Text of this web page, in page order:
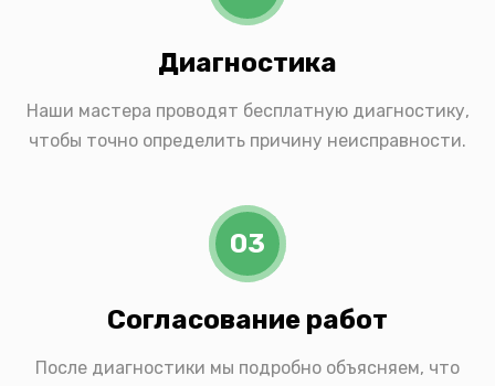
Диагностика
Наши мастера проводят бесплатную диагностику,
чтобы точно определить причину неисправности.
03
Согласование работ
После диагностики мы подробно объясняем, что